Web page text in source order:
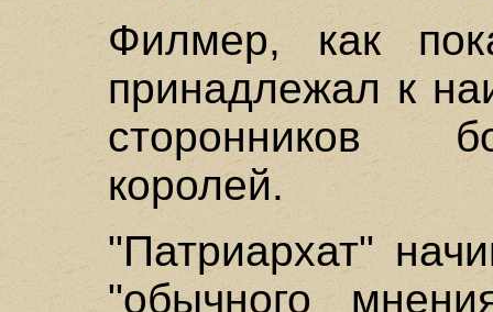
Филмер, как
принадлежал к
сторонников
королей.
"Патриархат"
"обычного